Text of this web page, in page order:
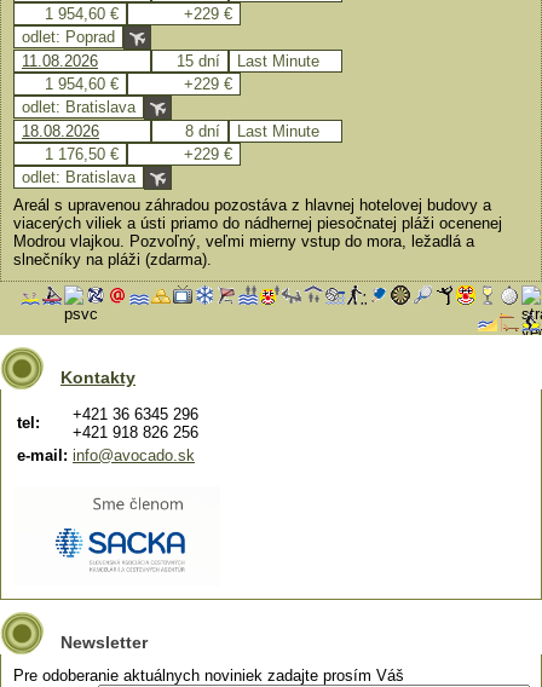
1 954,60 €
+229 €
odlet: Poprad
11.08.2026
15 dní
Last Minute
1 954,60 €
+229 €
odlet: Bratislava
18.08.2026
8 dní
Last Minute
1 176,50 €
+229 €
odlet: Bratislava
Areál s upravenou záhradou pozostáva z hlavnej hotelovej budovy a
viacerých viliek a ústi priamo do nádhernej piesočnatej pláži ocenenej
Modrou vlajkou. Pozvoľný, veľmi mierny vstup do mora, ležadlá a
slnečníky na pláži (zdarma).
Kontakty
tel:
+421 36 6345 296
+421 918 826 256
e-mail: info@avocado.sk
Newsletter
Pre odoberanie aktuálnych noviniek zadajte prosím Váš